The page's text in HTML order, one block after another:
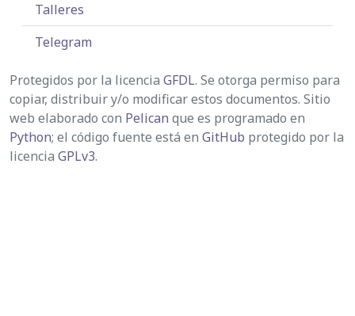
Talleres
Telegram
Protegidos por la licencia GFDL. Se otorga permiso para
copiar, distribuir y/o modificar estos documentos. Sitio
web elaborado con Pelican que es programado en
Python; el código fuente está en GitHub protegido por la
licencia GPLv3.